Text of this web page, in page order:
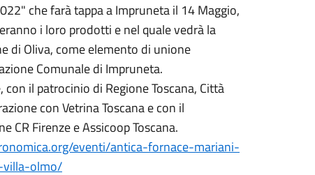
che farà tappa a Impruneta il 14 Maggio,
i loro prodotti e nel quale vedrà la
di Oliva, come elemento di unione
Comunale di Impruneta.
il patrocinio di Regione Toscana, Città
con Vetrina Toscana e con il
CR Firenze e Assicoop Toscana.
eventi/antica-fornace-mariani-
villa-olmo/